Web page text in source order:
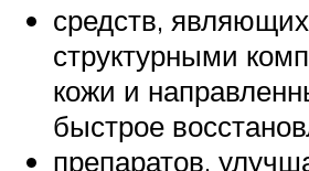
средств,
структурными
кожи и
быстрое
препаратов,